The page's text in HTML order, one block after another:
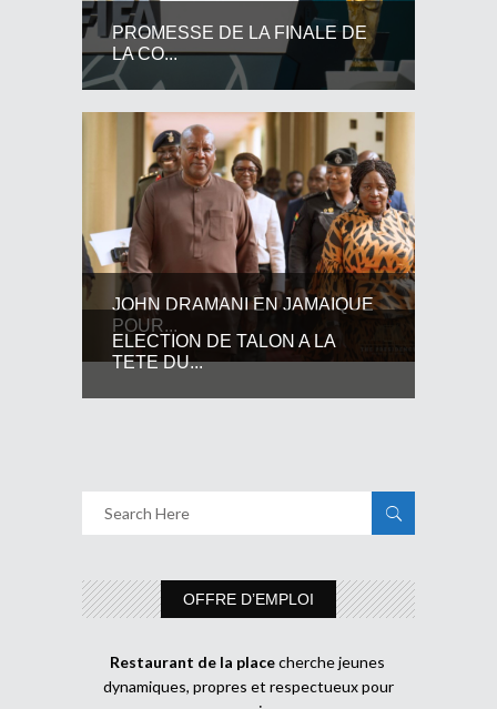
PROMESSE DE LA FINALE DE
LA CO...
JOHN DRAMANI EN JAMAIQUE
POUR...
ELECTION DE TALON A LA
TETE DU...
OFFRE D’EMPLOI
Restaurant de la placecherche jeunes
dynamiques, propres et respectueux pour